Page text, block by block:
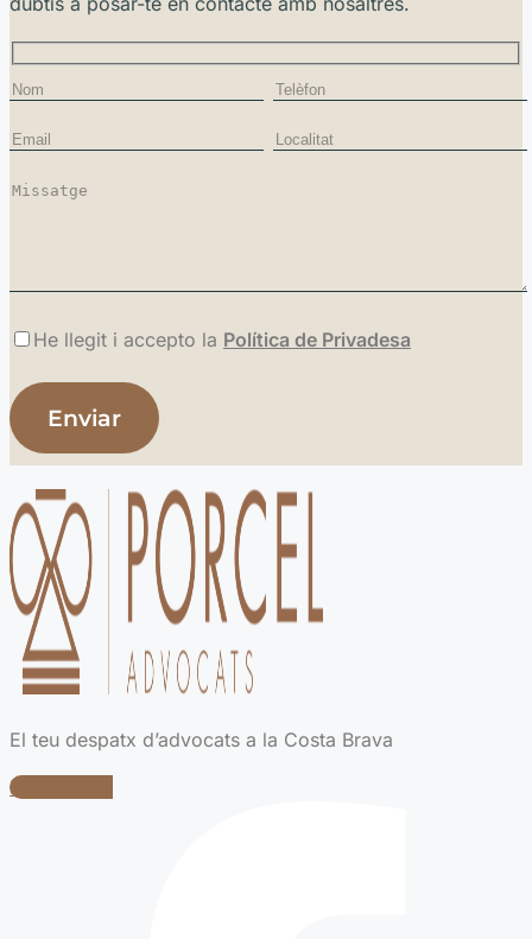
He llegit i accepto la Política de Privadesa
El teu despatx d’advocats a la Costa Brava
Facebook-f